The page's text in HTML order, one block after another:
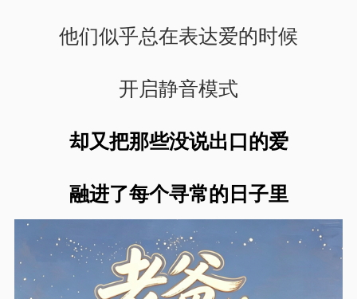
他们似乎总在表达爱的时候
开启静音模式
却又把那些没说出口的爱
融进了每个寻常的日子里